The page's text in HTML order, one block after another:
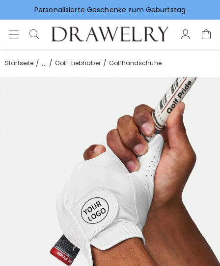
Vorlieben für Hochzeitsgeschenke
Startseite ... Golf-Liebhaber Golfhandschuhe